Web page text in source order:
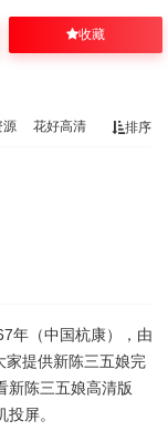
收藏
排序
源 花好高清
年（中国杭康），由
家提供新陈三五娘完
新陈三五娘高清版
屏。